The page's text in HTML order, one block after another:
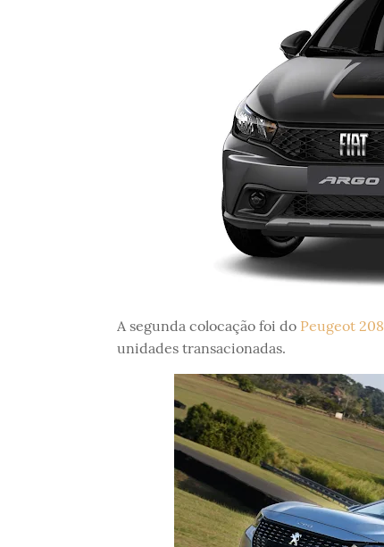
A segunda colocação foi do Peugeot 208
unidades transacionadas.